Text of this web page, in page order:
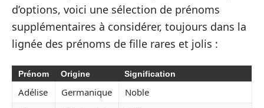
d’options, voici une sélection de prénoms
supplémentaires à considérer, toujours dans la
lignée des prénoms de fille rares et jolis :
Prénom Origine Signification
Adélise Germanique
Noble